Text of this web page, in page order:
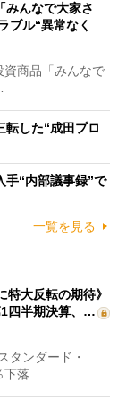
みんなで大家さ
ブル“異常なく
商品「みんなで
転した“成田プロ
手“内部議事録”で
一覧を見る
特大反転の期待》
四半期決算、…
タンダード・
下落…